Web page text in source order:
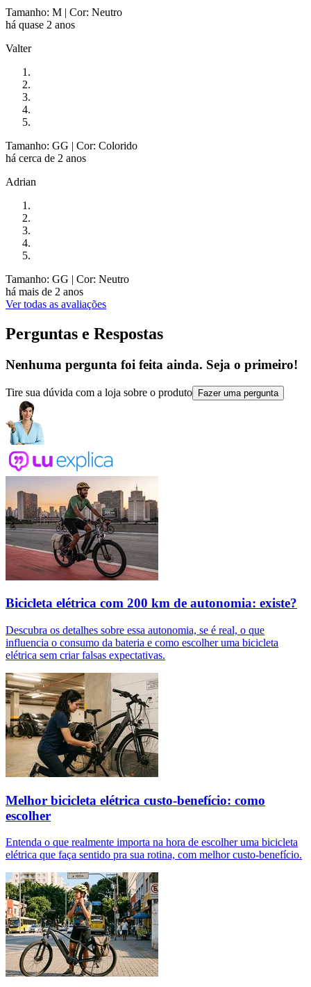
Tamanho: M | Cor: Neutro
há quase 2 anos
Valter
Tamanho: GG | Cor: Colorido
há cerca de 2 anos
Adrian
Tamanho: GG | Cor: Neutro
há mais de 2 anos
Ver todas as avaliações
Perguntas e Respostas
Nenhuma pergunta foi feita ainda. Seja o primeiro!
Tire sua dúvida com a loja sobre o produto Fazer uma pergunta
Bicicleta elétrica com 200 km de autonomia: existe?
Descubra os detalhes sobre essa autonomia, se é real, o que
influencia o consumo da bateria e como escolher uma bicicleta
elétrica sem criar falsas expectativas.
Melhor bicicleta elétrica custo-benefício: como
escolher
Entenda o que realmente importa na hora de escolher uma bicicleta
elétrica que faça sentido pra sua rotina, com melhor custo-benefício.